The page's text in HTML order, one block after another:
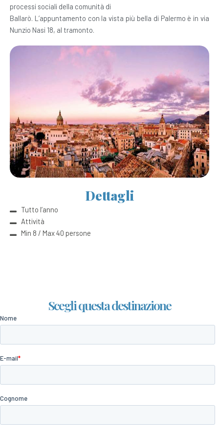
processi sociali della comunità di
Ballarò. L’appuntamento con la vista più bella di Palermo è in via
Nunzio Nasi 18, al tramonto.
Dettagli
Tutto l’anno
Attività
Min 8 / Max 40 persone
Scegli questa destinazione